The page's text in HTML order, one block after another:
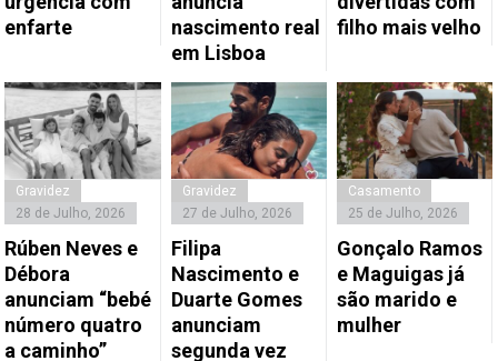
enfarte
nascimento real
em Lisboa
filho mais velho
Gravidez
28 de Julho, 2026
Rúben Neves e
Débora
anunciam “bebé
número quatro
a caminho”
Gravidez
27 de Julho, 2026
Filipa
Nascimento e
Duarte Gomes
anunciam
segunda vez
Casamento
25 de Julho, 2026
Gonçalo Ramos
e Maguigas já
são marido e
mulher